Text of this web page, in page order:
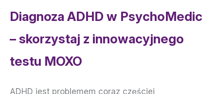
Diagnoza ADHD w PsychoMedic
– skorzystaj z innowacyjnego
testu MOXO
ADHD jest problemem coraz częściej